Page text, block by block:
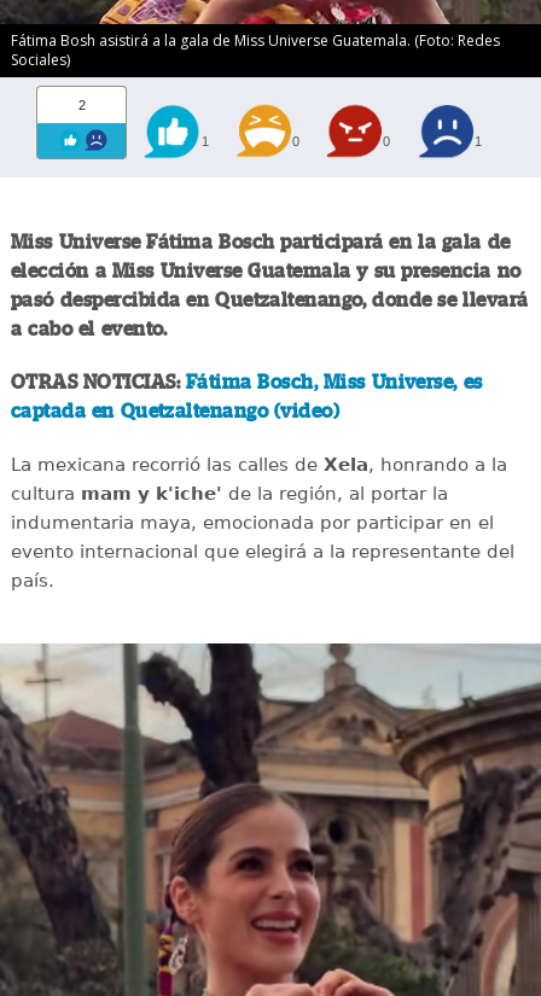
Fátima Bosh asistirá a la gala de Miss Universe Guatemala. (Foto: Redes
Sociales)
2
1 0 0 1
Miss Universe Fátima Bosch participará en la gala de
elección a Miss Universe Guatemala y su presencia no
pasó despercibida en Quetzaltenango, donde se llevará
a cabo el evento.
OTRAS NOTICIAS: Fátima Bosch, Miss Universe, es
captada en Quetzaltenango (video)
La mexicana recorrió las calles deXela, honrando a la
cultura mam y k'iche' de la región, al portar la
indumentaria maya, emocionada por participar en el
evento internacional que elegirá a la representante del
país.